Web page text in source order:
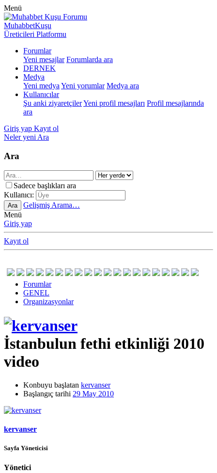
Menü
MuhabbetKuşu
Üreticileri Platformu
Forumlar
Yeni mesajlar Forumlarda ara
DERNEK
Medya
Yeni medya Yeni yorumlar Medya ara
Kullanıcılar
Şu anki ziyaretçilerYeni profil mesajları Profil mesajlarında
ara
Giriş yap Kayıt ol
Neler yeni Ara
Ara
Sadece başlıkları ara
Kullanıcı:
Ara
Gelişmiş Arama…
Menü
Giriş yap
Kayıt ol
Forumlar
GENEL
Organizasyonlar
İstanbulun fethi etkinliği 2010
video
Konbuyu başlatan kervanser
Başlangıç tarihi 29 May 2010
kervanser
Sayfa Yöneticisi
Yönetici